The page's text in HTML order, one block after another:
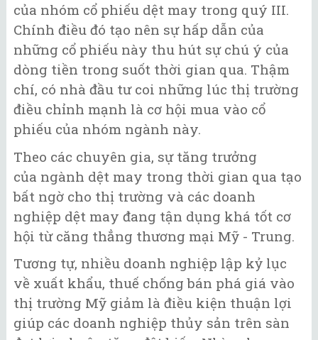
của nhóm cổ phiếu dệt may trong quý III.
Chính điều đó tạo nên sự hấp dẫn của
những cổ phiếu này thu hút sự chú ý của
dòng tiền trong suốt thời gian qua. Thậm
chí, có nhà đầu tư coi những lúc thị trường
điều chỉnh mạnh là cơ hội mua vào cổ
phiếu của nhóm ngành này.
Theo các chuyên gia, sự tăng trưởng
của ngành dệt may trong thời gian qua tạo
bất ngờ cho thị trường và các doanh
nghiệp dệt may đang tận dụng khá tốt cơ
hội từ căng thẳng thương mại Mỹ - Trung.
Tương tự, nhiều doanh nghiệp lập kỷ lục
về xuất khẩu, thuế chống bán phá giá vào
thị trường Mỹ giảm là điều kiện thuận lợi
giúp các doanh nghiệp thủy sản trên sàn